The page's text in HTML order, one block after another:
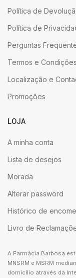
Política de
Política de
Perguntas
Termos e Condições
Localização e
Promoções
LOJA
A minha conta
Lista de desejos
Morada
Alterar password
Histórico de
Livro de
A Farmácia Barbosa
MNSRM e MSRM
domicílio através da